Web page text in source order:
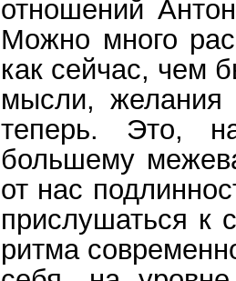
отношений
Можно много
как сейчас, чем
мысли,
теперь. Это,
большему
от нас
прислушаться к
ритма